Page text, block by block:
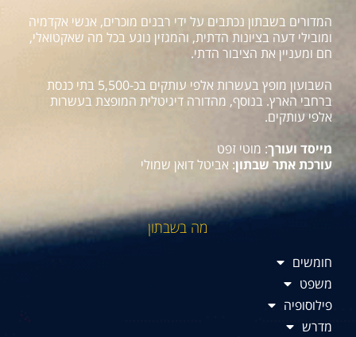
המדורים בשבתון נכתבים על ידי רבנים מוכרים, אנשי אקדמיה
ומובילי דעה בציונות הדתית, והמגזין נוגע בכל מה שאקטואלי,
חם ומעניין את הציבור הדתי.
השבועון מופץ בעשרות אלפי עותקים בכ-5,500 בתי כנסת
ברחבי הארץ. בנוסף, מהדורה דיגיטלית המופצת בעשרות
אלפי עותקים.
מייסד ועורך: מוטי זפט
עורכת אתר שבתון: אביטל דואן שמולי
מה בשבתון
חומשים
משפט
פילוסופיה
מדרש